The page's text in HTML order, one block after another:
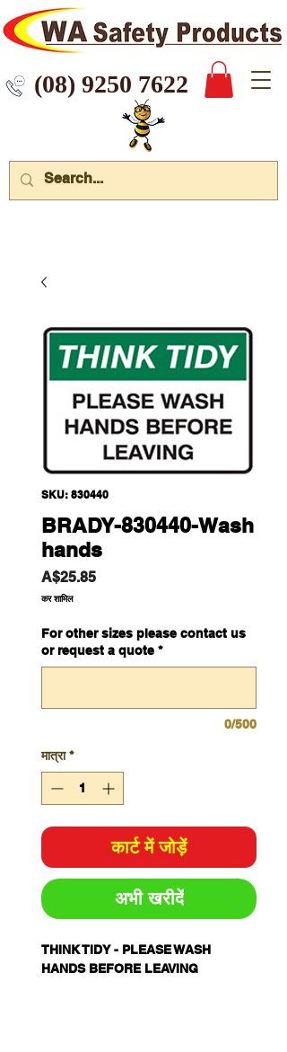
7622
SKU: 830440
BRADY-830440-Wash
hands
A$25.85मूल्य
कर शामिल
For other sizes please contact us
or request a quote *
0/500
मात्रा *
कार्ट में जोड़ें
अभी खरीदें
THINK TIDY - PLEASE WASH
HANDS BEFORE LEAVING